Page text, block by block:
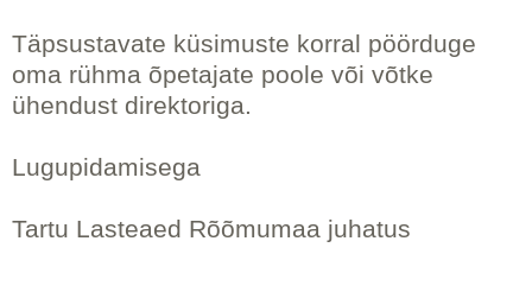
Täpsustavate küsimuste korral pöörduge
oma rühma õpetajate poole või võtke
ühendust direktoriga.
Lugupidamisega
Tartu Lasteaed Rõõmumaa juhatus